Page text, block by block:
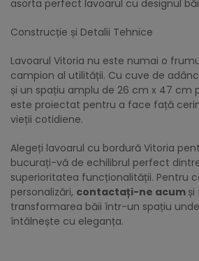
asorta perfect lavoarul cu designul
Construcție și Detalii Tehnice
Lavoarul Vitoria nu este numai o
campion al utilității. Cu cuve de
și un spațiu amplu de 26 cm x 47 cm
este proiectat pentru a face față
vieții cotidiene.
Alegeți lavoarul cu bordură Vitoria
bucurați-vă de echilibrul perfect
superioritatea funcționalității. Pentru
personalizări, contactați-ne acum și
transformarea băii într-un spațiu
întâlnește cu eleganța.